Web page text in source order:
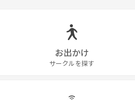
お出かけ
サークルを探す